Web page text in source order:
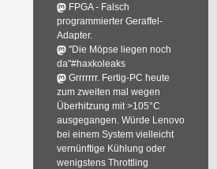
FPGA - Falsch
programmierter Geraffel-
Adapter.
"Die Möpse liegen noch
da"#haxkoleaks
Grrrrrrr. Fertig-PC heute
zum zweiten mal wegen
Überhitzung mit >105°C
ausgegangen. Würde Lenovo
bei einem System vielleicht
vernünftige Kühlung oder
wenigstens Throttling